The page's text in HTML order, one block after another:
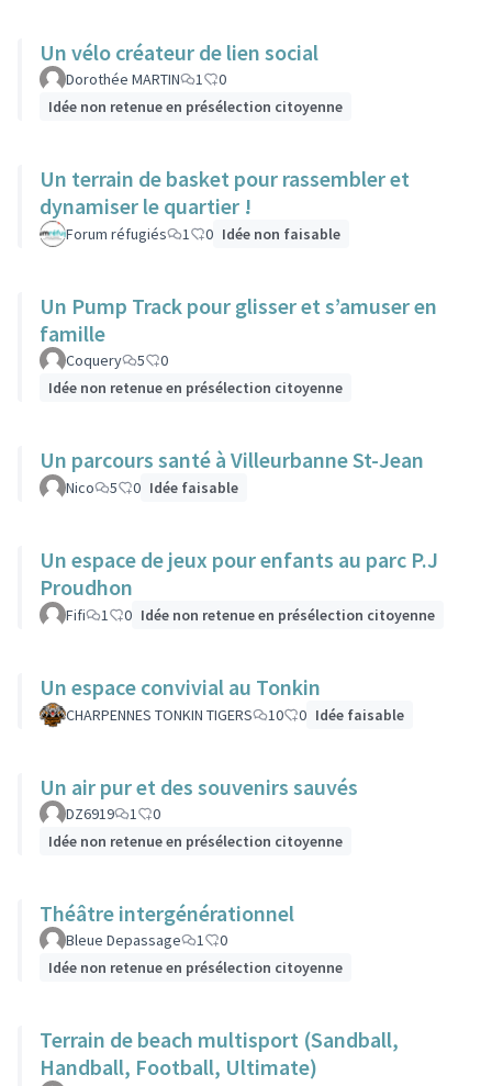
Un vélo créateur de lien social
Dorothée MARTIN 1
0
Idée non retenue en présélection citoyenne
Un terrain de basket pour rassembler et
dynamiser le quartier !
Forum réfugiés 1 0 Idée non faisable
Un Pump Track pour glisser et s’amuser en
famille
Coquery 5
0
Idée non retenue en présélection citoyenne
Un parcours santé à Villeurbanne St-Jean
Nico 5 0 Idée faisable
Un espace de jeux pour enfants au parc P.J
Proudhon
Fifi 1 0 Idée non retenue en présélection citoyenne
Un espace convivial au Tonkin
CHARPENNES TONKIN TIGERS 10 0 Idée faisable
Un air pur et des souvenirs sauvés
DZ6919 1
0
Idée non retenue en présélection citoyenne
Théâtre intergénérationnel
Bleue Depassage 1
0
Idée non retenue en présélection citoyenne
Terrain de beach multisport (Sandball,
Handball, Football, Ultimate)